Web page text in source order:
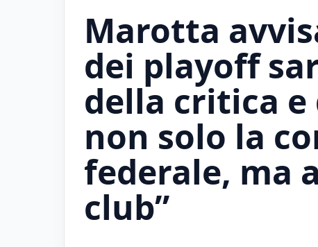
Marotta
dei playoff
della critica e
non solo la
federale, ma
club”